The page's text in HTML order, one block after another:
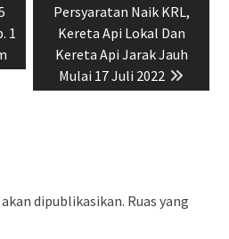
1
Next
post:
Persyaratan Naik KRL,
Kereta Api Lokal Dan
Kereta Api Jarak Jauh
Mulai 17 Juli 2022
dipublikasikan. Ruas yang